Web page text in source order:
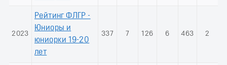
2023
Рейтинг ФЛГР -
Юниоры и
юниорки 19-20
лет
337 7 126 6 463 2